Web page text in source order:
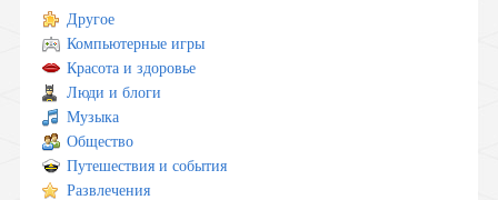
Другое
Компьютерные игры
Красота и здоровье
Люди и блоги
Музыка
Общество
Путешествия и события
Развлечения